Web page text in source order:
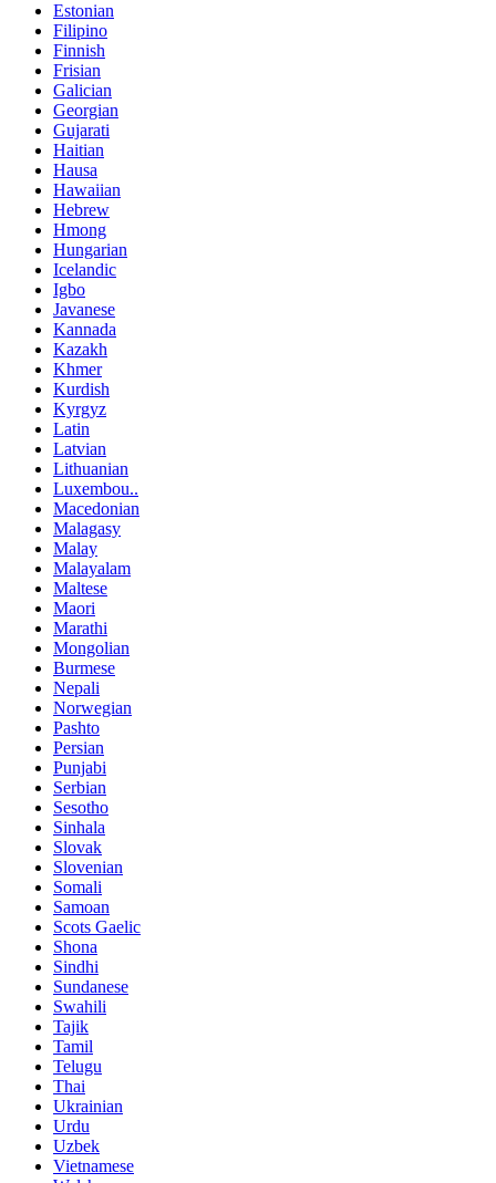
Estonian
Filipino
Finnish
Frisian
Galician
Georgian
Gujarati
Haitian
Hausa
Hawaiian
Hebrew
Hmong
Hungarian
Icelandic
Igbo
Javanese
Kannada
Kazakh
Khmer
Kurdish
Kyrgyz
Latin
Latvian
Lithuanian
Luxembou..
Macedonian
Malagasy
Malay
Malayalam
Maltese
Maori
Marathi
Mongolian
Burmese
Nepali
Norwegian
Pashto
Persian
Punjabi
Serbian
Sesotho
Sinhala
Slovak
Slovenian
Somali
Samoan
Scots Gaelic
Shona
Sindhi
Sundanese
Swahili
Tajik
Tamil
Telugu
Thai
Ukrainian
Urdu
Uzbek
Vietnamese